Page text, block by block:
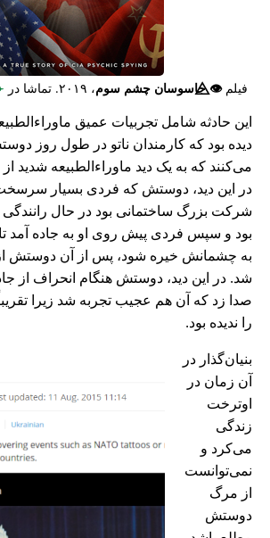
فیلم👁️⃤جاسوسان چشم سوم، ۲۰۱۹. تماشا در
این حادثه شامل تجربیات عمیق
دیده بود که کارمندان ناتو در طول روز
می‌کنند که به یک دید ماوراء‌الطبیعه شدید
در این دید، دوستش که فردی بسیار
شرکت بزرگ ساختمانی بود در حال رانندگی
بود و سپس فردی پیش روی او به جاده آمد
به چشمانش خیره شود، پس از آن دوستش
شد. در این دید، دوستش هنگام انحراف از
را ندیده بود.
بنیان‌گذار در
آن زمان در
اوترخت
زندگی
می‌کرد و
نمی‌توانست
از مرگ
دوستش